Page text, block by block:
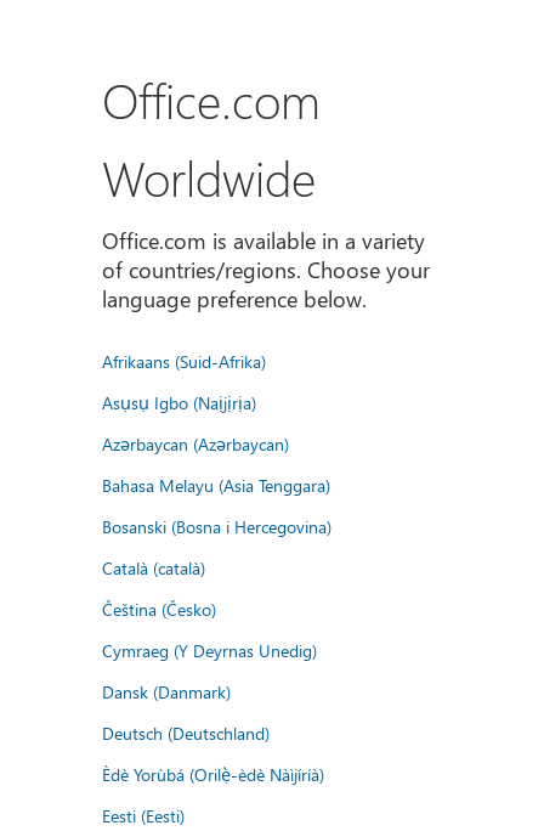
Office.com
Worldwide
Office.com is available in a variety
of countries/regions. Choose your
language preference below.
Afrikaans (Suid-Afrika)
Asụsụ Igbo (Naịjịrịa)
Azərbaycan (Azərbaycan)
Bahasa Melayu (Asia Tenggara)
Bosanski (Bosna i Hercegovina)
Català (català)
Čeština (Česko)
Cymraeg (Y Deyrnas Unedig)
Dansk (Danmark)
Deutsch (Deutschland)
Èdè Yorùbá (Orilẹ̀-èdè Nàìjíríà)
Eesti (Eesti)